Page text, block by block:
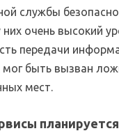
службы
них очень высокий
передачи
мог быть вызван
мест.